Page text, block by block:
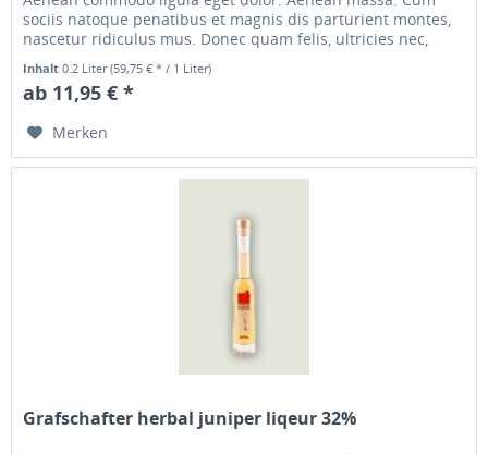
sociis natoque penatibus et magnis dis parturient montes,
nascetur ridiculus mus. Donec quam felis, ultricies nec,
Inhalt0.2 Liter(59,75 € * / 1 Liter)
ab 11,95 € *
Merken
Grafschafter herbal juniper liqeur 32%